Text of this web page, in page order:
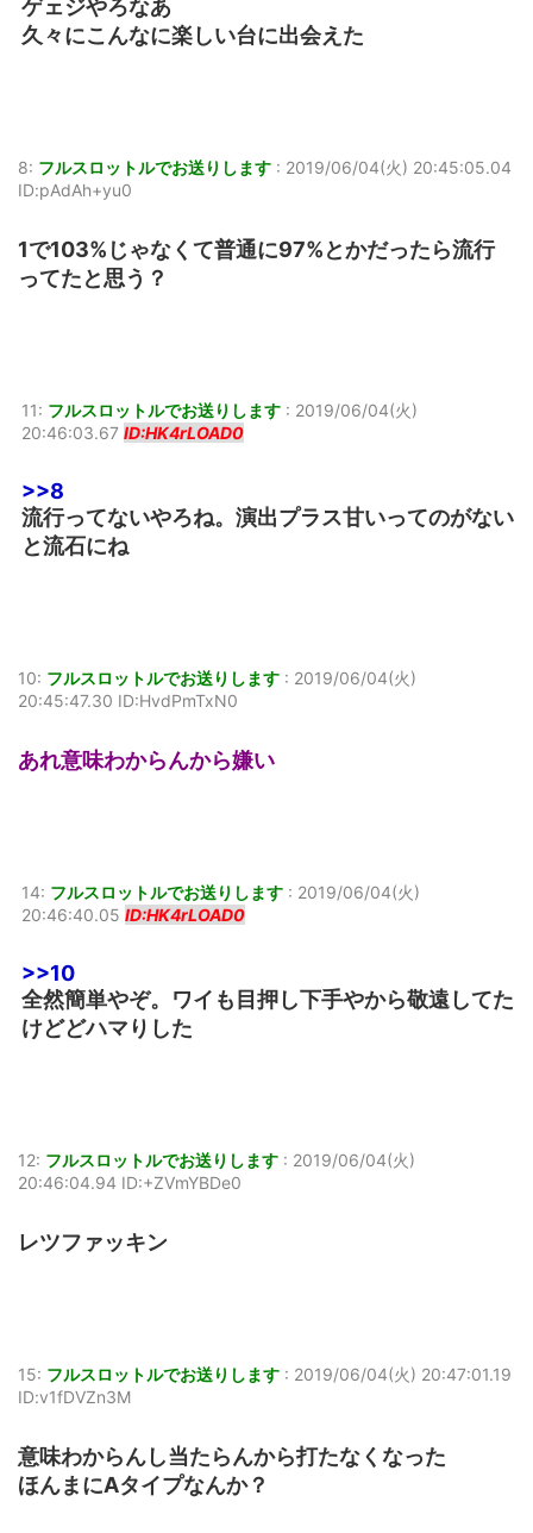
ゲェジやろなあ
久々にこんなに楽しい台に出会えた
8: フルスロットルでお送りします : 2019/06/04(火) 20:45:05.04
ID:pAdAh+yu0
1で103%じゃなくて普通に97%とかだったら流行
ってたと思う？
11: フルスロットルでお送りします : 2019/06/04(火)
20:46:03.67 ID:HK4rLOAD0
>>8
流行ってないやろね。演出プラス甘いってのがない
と流石にね
10: フルスロットルでお送りします : 2019/06/04(火)
20:45:47.30 ID:HvdPmTxN0
あれ意味わからんから嫌い
14: フルスロットルでお送りします : 2019/06/04(火)
20:46:40.05 ID:HK4rLOAD0
>>10
全然簡単やぞ。ワイも目押し下手やから敬遠してた
けどどハマりした
12: フルスロットルでお送りします : 2019/06/04(火)
20:46:04.94 ID:+ZVmYBDe0
レツファッキン
15: フルスロットルでお送りします : 2019/06/04(火) 20:47:01.19
ID:v1fDVZn3M
意味わからんし当たらんから打たなくなった
ほんまにAタイプなんか？